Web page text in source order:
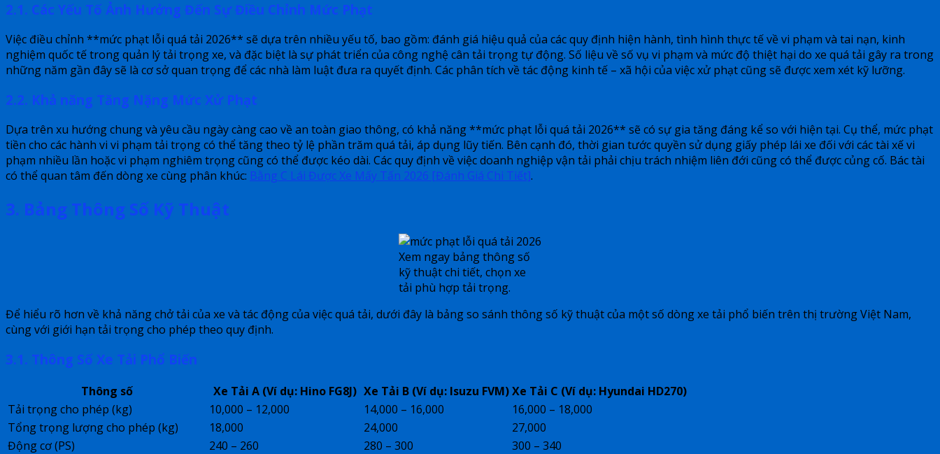
2.1. Các Yếu Tố Ảnh Hưởng Đến Sự Điều Chỉnh Mức Phạt
Việc điều chỉnh **mức phạt lỗi quá tải 2026** sẽ dựa trên nhiều yếu tố, bao gồm: đánh giá hiệu quả của các quy định hiện hành, tình hình thực tế về vi phạm và tai nạn, kinh
nghiệm quốc tế trong quản lý tải trọng xe, và đặc biệt là sự phát triển của công nghệ cân tải trọng tự động. Số liệu về số vụ vi phạm và mức độ thiệt hại do xe quá tải gây ra trong
những năm gần đây sẽ là cơ sở quan trọng để các nhà làm luật đưa ra quyết định. Các phân tích về tác động kinh tế – xã hội của việc xử phạt cũng sẽ được xem xét kỹ lưỡng.
2.2. Khả năng Tăng Nặng Mức Xử Phạt
Dựa trên xu hướng chung và yêu cầu ngày càng cao về an toàn giao thông, có khả năng **mức phạt lỗi quá tải 2026** sẽ có sự gia tăng đáng kể so với hiện tại. Cụ thể, mức phạt
tiền cho các hành vi vi phạm tải trọng có thể tăng theo tỷ lệ phần trăm quá tải, áp dụng lũy tiến. Bên cạnh đó, thời gian tước quyền sử dụng giấy phép lái xe đối với các tài xế vi
phạm nhiều lần hoặc vi phạm nghiêm trọng cũng có thể được kéo dài. Các quy định về việc doanh nghiệp vận tải phải chịu trách nhiệm liên đới cũng có thể được củng cố. Bác tài
có thể quan tâm đến dòng xe cùng phân khúc: Bằng C Lái Được Xe Mấy Tấn 2026 [Đánh Giá Chi Tiết].
3. Bảng Thông Số Kỹ Thuật
Xem ngay bảng thông số
kỹ thuật chi tiết, chọn xe
tải phù hợp tải trọng.
Để hiểu rõ hơn về khả năng chở tải của xe và tác động của việc quá tải, dưới đây là bảng so sánh thông số kỹ thuật của một số dòng xe tải phổ biến trên thị trường Việt Nam,
cùng với giới hạn tải trọng cho phép theo quy định.
3.1. Thông Số Xe Tải Phổ Biến
Thông số Xe Tải A (Ví dụ: Hino FG8J) Xe Tải B (Ví dụ: Isuzu FVM)Xe Tải C (Ví dụ: Hyundai HD270)
Tải trọng cho phép (kg)
10,000 – 12,000 14,000 – 16,000
16,000 – 18,000
Tổng trọng lượng cho phép (kg)
18,000 24,000
27,000
Động cơ (PS)
240 – 260 280 – 300
300 – 340